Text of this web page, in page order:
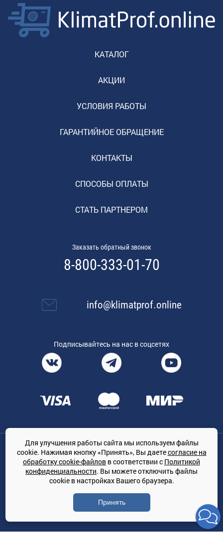
КАТАЛОГ
АКЦИИ
УСЛОВИЯ РАБОТЫ
ГАРАНТИЙНОЕ ОБРАЩЕНИЕ
КОНТАКТЫ
СПОСОБЫ ОПЛАТЫ
СТАТЬ ПАРТНЕРОМ
Заказать обратный звонок
8-800-333-01-70
info@klimatprof.online
Подписывайтесь на нас в соцсетях
Общество с ограниченной ответственностью «ТРЕЙДКОН», ОГРН:
1167847364079, 197022, г. Санкт-Петербург, проспект Медиков, 7
КЛИМАТПРОФ.ONLINE - оптовая продажа кондиционеров и
климатической техники на территории РФ
© Сайт принадлежит ООО «ТРЕЙДКОН»
Политика конфиденциальности
Для улучшения работы сайта мы используем файлы
cookie. Нажимая кнопку «Принять», Вы даетесогласие на
обработку cookie-файлов в соответствии с Политикой
конфиденциальности. Вы можете отключить файлы
cookie в настройках Вашего браузера.
Принять